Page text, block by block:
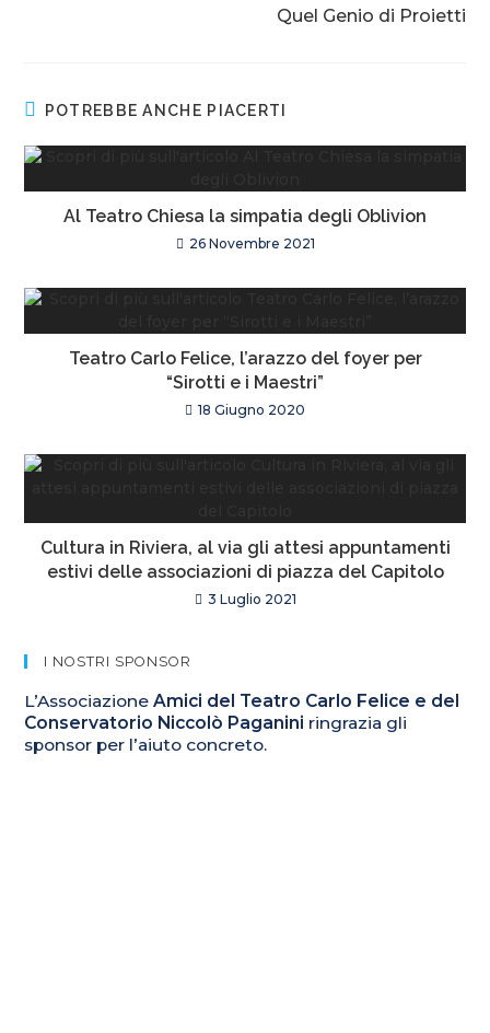
Quel Genio di Proietti
POTREBBE ANCHE PIACERTI
Al Teatro Chiesa la simpatia degli Oblivion
26 Novembre 2021
Teatro Carlo Felice, l’arazzo del foyer per
“Sirotti e i Maestri”
18 Giugno 2020
Cultura in Riviera, al via gli attesi appuntamenti
estivi delle associazioni di piazza del Capitolo
3 Luglio 2021
I NOSTRI SPONSOR
L’AssociazioneAmici del Teatro Carlo Felice e del
Conservatorio Niccolò Paganini ringrazia gli
sponsor per l’aiuto concreto.